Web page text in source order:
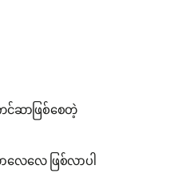
ဆာဖြစ်စေတဲ့
ေလေ ဖြစ်လာပါ